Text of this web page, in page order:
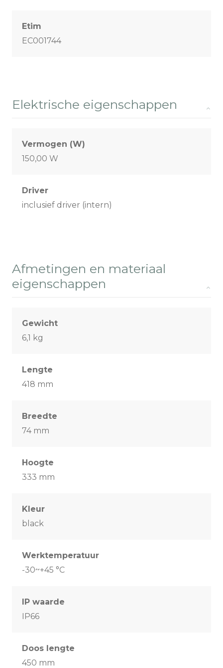
Etim
EC001744
Elektrische eigenschappen
Vermogen (W)
150,00 W
Driver
inclusief driver (intern)
Afmetingen en materiaal
eigenschappen
Gewicht
6,1 kg
Lengte
418 mm
Breedte
74 mm
Hoogte
333 mm
Kleur
black
Werktemperatuur
-30~+45 °C
IP waarde
IP66
Doos lengte
450 mm